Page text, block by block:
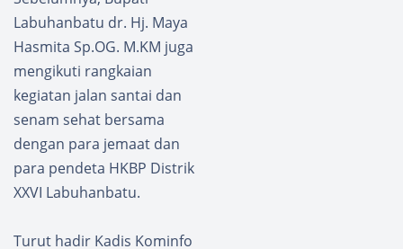
Labuhanbatu dr. Hj. Maya
Hasmita Sp.OG. M.KM juga
mengikuti rangkaian
kegiatan jalan santai dan
senam sehat bersama
dengan para jemaat dan
para pendeta HKBP Distrik
XXVI Labuhanbatu.
Turut hadir Kadis Kominfo